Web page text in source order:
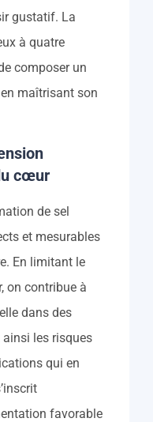
gustatif. La
à quatre
composer un
maîtrisant son
cœur
de sel
et mesurables
En limitant le
on contribue à
dans des
les risques
qui en
favorable